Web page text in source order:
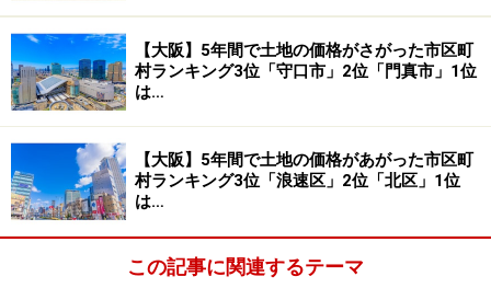
交通利便性に比べて割安な地価。3位は「神
戸市兵庫区」
3位は神戸市の中心街、三宮のある中央区の西隣「神戸
市兵庫区」。JR神戸線「兵庫」駅、神戸高速線、神戸市
営地下鉄などの鉄道網の他、国道2号線、阪神高速神戸
線といった自動車移動も便利です。平安時代に平清盛が
福原京を建造するなど歴史もある街です。
【大阪】5年間で土地の価格がさがった市区町
村ランキング3位「守口市」2位「門真市」1位
は…
【大阪】5年間で土地の価格があがった市区町
村ランキング3位「浪速区」2位「北区」1位
は…
この記事に関連するテーマ